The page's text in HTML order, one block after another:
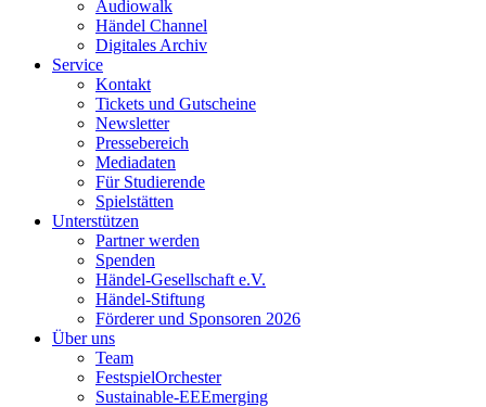
Audiowalk
Händel Channel
Digitales Archiv
Service
Kontakt
Tickets und Gutscheine
Newsletter
Pressebereich
Mediadaten
Für Studierende
Spielstätten
Unterstützen
Partner werden
Spenden
Händel-Gesellschaft e.V.
Händel-Stiftung
Förderer und Sponsoren 2026
Über uns
Team
FestspielOrchester
Sustainable-EEEmerging